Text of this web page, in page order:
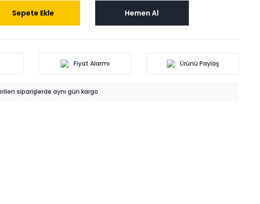
Sepete Ekle Hemen Al
Fiyat Alarmı Ürünü Paylaş
siparişlerde aynı gün kargo